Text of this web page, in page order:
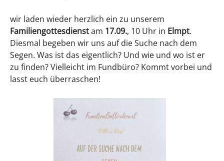
wir laden wieder herzlich ein zu unserem
Familiengottesdienstam 17.09., 10 Uhr in Elmpt.
Diesmal begeben wir uns auf die Suche nach dem
Segen. Was ist das eigentlich? Und wie und wo ist er
zu finden? Vielleicht im Fundbüro? Kommt vorbei und
lasst euch überraschen!